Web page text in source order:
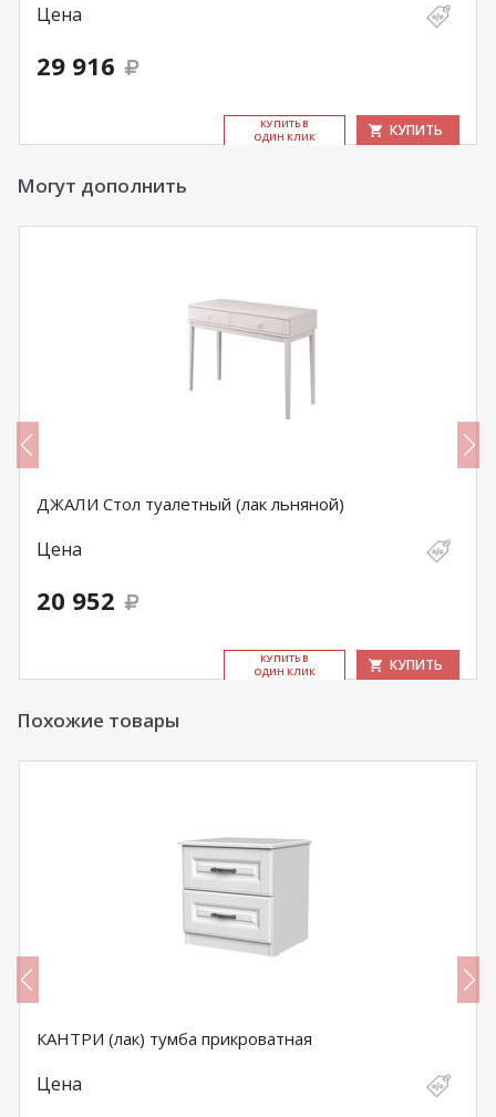
Цена
29 916
КУ­ПИТЬ В
ОДИН КЛИК
КУПИТЬ
Могут дополнить
ДЖАЛИ Стол туалетный (лак льняной)
Цена
20 952
КУ­ПИТЬ В
ОДИН КЛИК
КУПИТЬ
Похожие товары
КАНТРИ (лак) тумба прикроватная
Цена